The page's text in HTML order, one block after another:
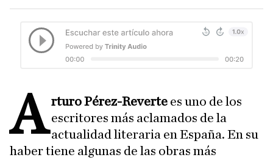
A rturo Pérez-Reverte es uno de los
escritores más aclamados de la
actualidad literaria en España. En su
haber tiene algunas de las obras más